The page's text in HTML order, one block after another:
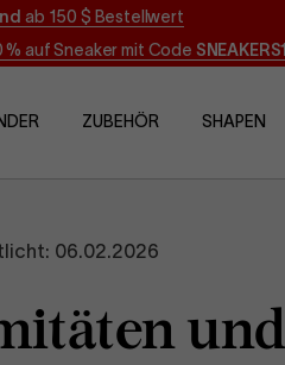
ab 150 $ Bestellwert
% auf Sneaker mit Code
ZUBEHÖR SHAPEN
06.02.2026